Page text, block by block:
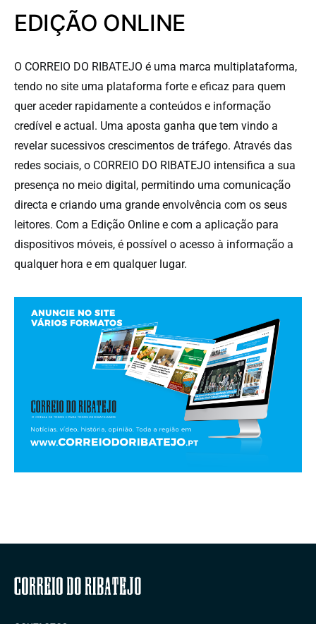
EDIÇÃO ONLINE
O CORREIO DO RIBATEJO é uma marca multiplataforma,
tendo no site uma plataforma forte e eficaz para quem
quer aceder rapidamente a conteúdos e informação
credível e actual. Uma aposta ganha que tem vindo a
revelar sucessivos crescimentos de tráfego. Através das
redes sociais, o CORREIO DO RIBATEJO intensifica a sua
presença no meio digital, permitindo uma comunicação
directa e criando uma grande envolvência com os seus
leitores. Com a Edição Online e com a aplicação para
dispositivos móveis, é possível o acesso à informação a
qualquer hora e em qualquer lugar.
Correio do Ribatejo